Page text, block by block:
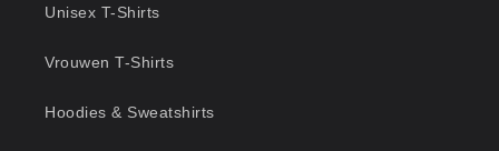
Unisex T-Shirts
Vrouwen T-Shirts
Hoodies & Sweatshirts